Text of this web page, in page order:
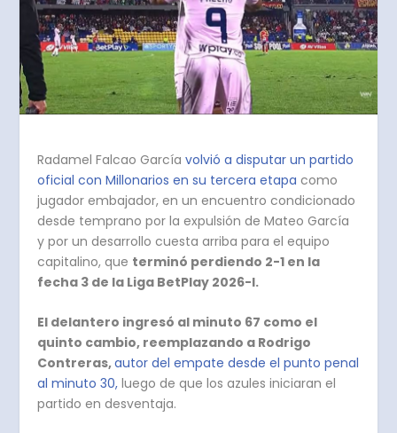
Radamel Falcao Garcíavolvió a disputar un partido
oficial con Millonarios en su tercera etapa como
jugador embajador, en un encuentro condicionado
desde temprano por la expulsión de Mateo García
y por un desarrollo cuesta arriba para el equipo
capitalino, que terminó perdiendo 2-1 en la
fecha 3 de la Liga BetPlay 2026-I.
El delantero ingresó al minuto 67 como el
quinto cambio, reemplazando a Rodrigo
Contreras,autor del empate desde el punto penal
al minuto 30, luego de que los azules iniciaran el
partido en desventaja.